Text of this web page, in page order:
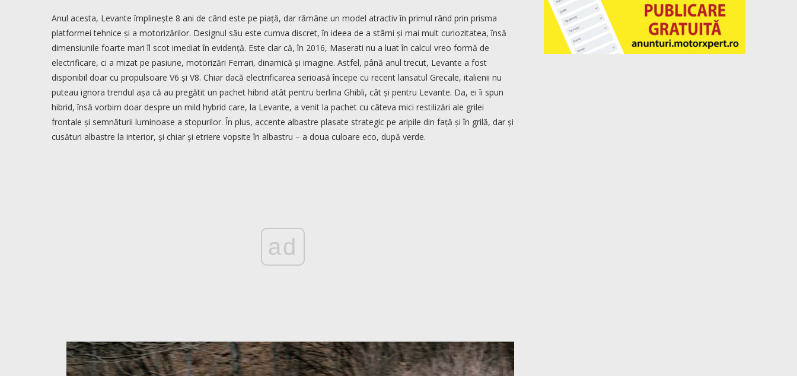
Anul acesta, Levante împlinește 8 ani de când este pe piață, dar rămâne un model atractiv în primul rând prin prisma
platformei tehnice și a motorizărilor. Designul său este cumva discret, în ideea de a stârni și mai mult curiozitatea, însă
dimensiunile foarte mari îl scot imediat în evidență. Este clar că, în 2016, Maserati nu a luat în calcul vreo formă de
electrificare, ci a mizat pe pasiune, motorizări Ferrari, dinamică și imagine. Astfel, până anul trecut, Levante a fost
disponibil doar cu propulsoare V6 și V8. Chiar dacă electrificarea serioasă începe cu recent lansatul Grecale, italienii nu
puteau ignora trendul așa că au pregătit un pachet hibrid atât pentru berlina Ghibli, cât și pentru Levante. Da, ei îi spun
hibrid, însă vorbim doar despre un mild hybrid care, la Levante, a venit la pachet cu câteva mici restilizări ale grilei
frontale și semnăturii luminoase a stopurilor. În plus, accente albastre plasate strategic pe aripile din față și în grilă, dar și
cusături albastre la interior, și chiar și etriere vopsite în albastru – a doua culoare eco, după verde.
ad